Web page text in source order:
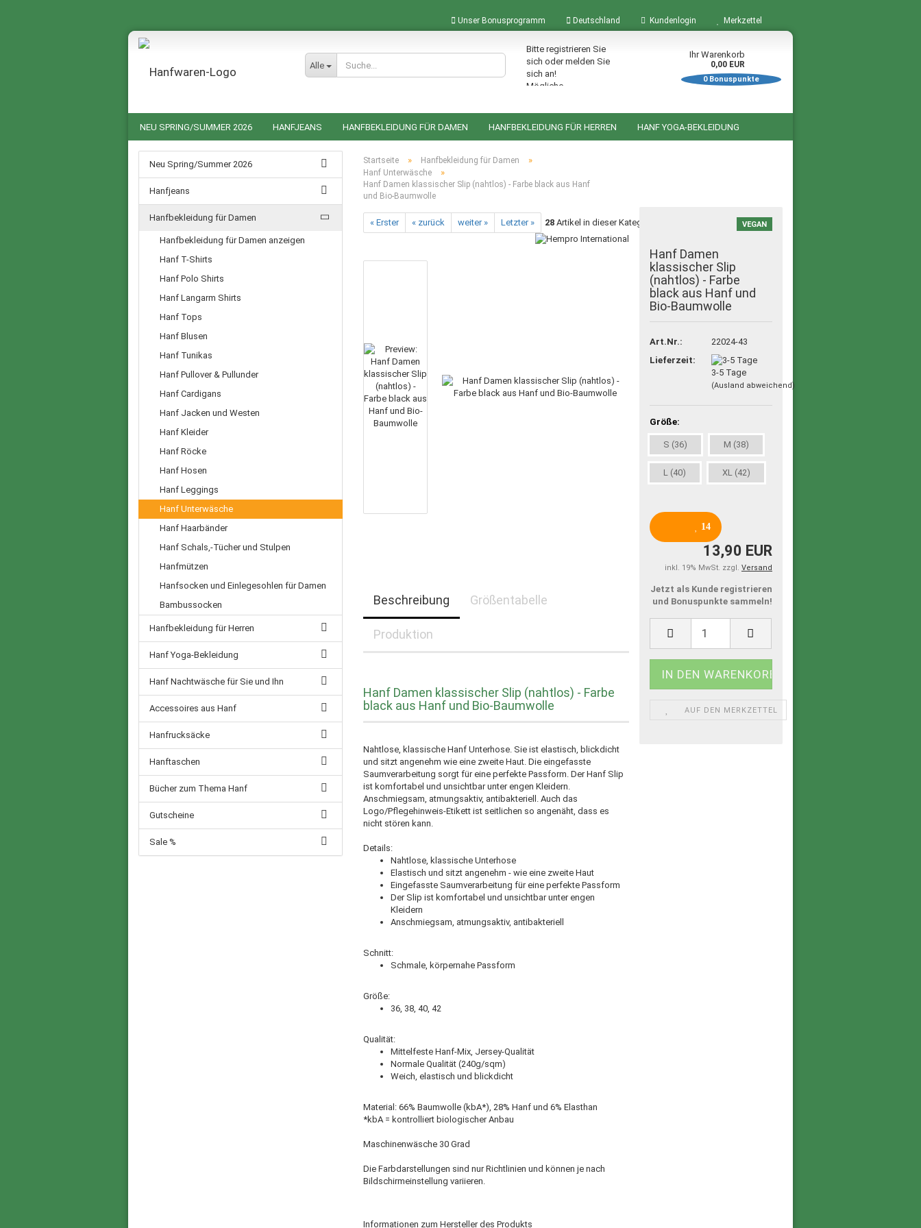
Unser Bonusprogramm Deutschland
Lieferland
Kundenlogin
Passwort vergessen?
Merkzettel
Alle
Bitte registrieren Sie
sich oder melden Sie
sich an!
Mögliche
Warenkorb: 0
Ihr Warenkorb
0,00 EUR
0Bonuspunkte
NEU SPRING/SUMMER 2026 HANFJEANS HANFBEKLEIDUNG FÜR DAMEN HANFBEKLEIDUNG FÜR HERREN HANF YOGA-BEKLEIDUNG
HANF NACHTWÄSCHE FÜR SIE UND IHN ACCESSOIRES AUS HANF HANFRUCKSÄCKE
Startseite » Hanfbekleidung für Damen »
Hanf Unterwäsche »
Hanf Damen klassischer Slip (nahtlos) - Farbe black aus Hanf
und Bio-Baumwolle
« Erster « zurück weiter » Letzter » 28 Artikel in dieser Kategorie VEGAN
Hanf Damen
klassischer Slip
(nahtlos) - Farbe
black aus Hanf und
Bio-Baumwolle
Art.Nr.:
22024-43
Lieferzeit:
3-5 Tage
(Ausland abweichend)
Größe:
S (36) M (38)
L (40) XL (42)
14
13,90 EUR
inkl. 19% MwSt. zzgl. Versand
Jetzt als Kunde registrieren
und Bonuspunkte sammeln!
AUF DEN MERKZETTEL
Beschreibung Größentabelle
Produktion
Hanf Damen klassischer Slip (nahtlos) - Farbe
black aus Hanf und Bio-Baumwolle
Nahtlose, klassische Hanf Unterhose. Sie ist elastisch, blickdicht
und sitzt angenehm wie eine zweite Haut. Die eingefasste
Saumverarbeitung sorgt für eine perfekte Passform. Der Hanf Slip
ist komfortabel und unsichtbar unter engen Kleidern.
Anschmiegsam, atmungsaktiv, antibakteriell. Auch das
Logo/Pflegehinweis-Etikett ist seitlichen so angenäht, dass es
nicht stören kann.
Details:
Nahtlose, klassische Unterhose
Elastisch und sitzt angenehm - wie eine zweite Haut
Eingefasste Saumverarbeitung für eine perfekte Passform
Der Slip ist komfortabel und unsichtbar unter engen
Kleidern
Anschmiegsam, atmungsaktiv, antibakteriell
Schnitt:
Schmale, körpernahe Passform
Größe:
36, 38, 40, 42
Qualität:
Mittelfeste Hanf-Mix, Jersey-Qualität
Normale Qualität (240g/sqm)
Weich, elastisch und blickdicht
Material: 66% Baumwolle (kbA*), 28% Hanf und 6% Elasthan
*kbA = kontrolliert biologischer Anbau
Maschinenwäsche 30 Grad
Die Farbdarstellungen sind nur Richtlinien und können je nach
Bildschirmeinstellung variieren.
Informationen zum Hersteller des Produkts
Neu Spring/Summer 2026
Hanfjeans
Hanfbekleidung für Damen
Hanfbekleidung für Damen anzeigen
Hanf T-Shirts
Hanf Polo Shirts
Hanf Langarm Shirts
Hanf Tops
Hanf Blusen
Hanf Tunikas
Hanf Pullover & Pullunder
Hanf Cardigans
Hanf Jacken und Westen
Hanf Kleider
Hanf Röcke
Hanf Hosen
Hanf Leggings
Hanf Unterwäsche
Hanf Haarbänder
Hanf Schals,-Tücher und Stulpen
Hanfmützen
Hanfsocken und Einlegesohlen für Damen
Bambussocken
Hanfbekleidung für Herren
Hanf Yoga-Bekleidung
Hanf Nachtwäsche für Sie und Ihn
Accessoires aus Hanf
Hanfrucksäcke
Hanftaschen
Bücher zum Thema Hanf
Gutscheine
Sale %